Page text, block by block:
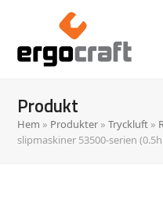
Produkt
Hem » Produkter »Tryckluft »
slipmaskiner 53500-serien